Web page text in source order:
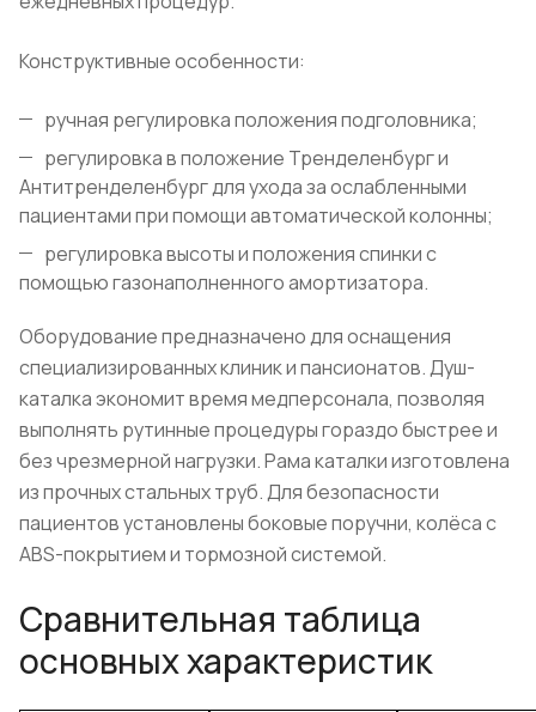
Конструктивные особенности:
ручная регулировка положения подголовника;
регулировка в положение Тренделенбург и
Антитренделенбург для ухода за ослабленными
пациентами при помощи автоматической колонны;
регулировка высоты и положения спинки с
помощью газонаполненного амортизатора.
Оборудование предназначено для оснащения
специализированных клиник и пансионатов. Душ-
каталка экономит время медперсонала, позволяя
выполнять рутинные процедуры гораздо быстрее и
без чрезмерной нагрузки. Рама каталки изготовлена
из прочных стальных труб. Для безопасности
пациентов установлены боковые поручни, колёса с
ABS-покрытием и тормозной системой.
Сравнительная таблица
основных характеристик